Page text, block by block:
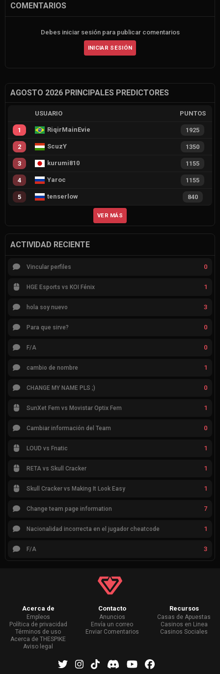
COMENTARIOS
Debes iniciar sesión para publicar comentarios
INICIAR SESIÓN
AGOSTO 2026 PRINCIPALES PREDICTORES
USUARIO PUNTOS
1 RiqirMainEvie 1925
2 ScuzY 1350
3 kurumi810 1155
4 Yaroc 1155
5 tenserlow 840
VER MÁS
ACTIVIDAD RECIENTE
Vincular perfiles 0
HGE Esports vs KOI Fénix 1
hola soy nuevo 3
Para que sirve? 0
F/A 0
cambio de nombre 1
CHANGE MY NAME PLS ;) 0
SunXet Fem vs Movistar Optix Fem 1
Cambiar información del Team 0
LOUD vs Fnatic 1
RETA vs Skull Cracker 1
Skull Cracker vs Making It Look Easy 1
Change team page information 7
Nacionalidad incorrecta en el jugador cheatcode 1
F/A 3
Acerca de
Empleos
Política de privacidad
Términos de uso
Acerca de THESPIKE
Aviso legal
Contacto
Anuncios
Envía un correo
Enviar Comentarios
Recursos
Casas de Apuestas
Casinos en Linea
Casinos Sociales